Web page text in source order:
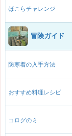
ほこらチャレンジ
冒険ガイド
防寒着の入手方法
おすすめ料理レシピ
コログのミ